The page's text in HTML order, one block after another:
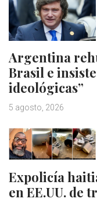
Argentina
Brasil e
ideológicas”
5 agosto, 2026
Expolicía
en EE.UU. de